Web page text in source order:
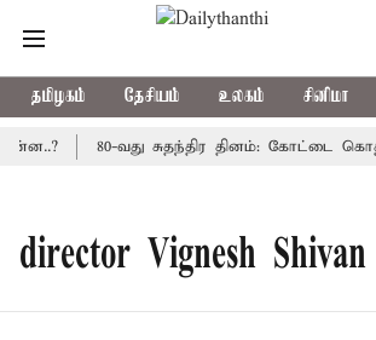
தமிழகம் தேசியம் உலகம் சினிமா
80-வது சுதந்திர தினம்: கோட்டை
director Vignesh Shivan